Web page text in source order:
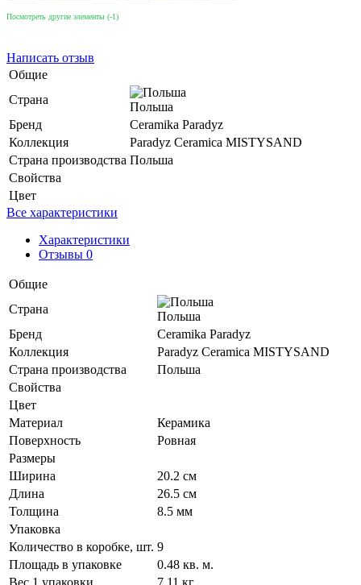
Посмотреть другие элементы (-1)
Написать отзыв
Общие
Страна
Польша
Бренд
Ceramika Paradyz
Коллекция
Paradyz Ceramica MISTYSAND
Страна производства Польша
Свойства
Цвет
Все характеристики
Характеристики
Отзывы 0
Общие
Страна
Польша
Бренд
Ceramika Paradyz
Коллекция
Paradyz Ceramica MISTYSAND
Страна производства
Польша
Свойства
Цвет
Материал
Керамика
Поверхность
Ровная
Размеры
Ширина
20.2 см
Длина
26.5 см
Толщина
8.5 мм
Упаковка
Количество в коробке, шт. 9
Площадь в упаковке
0.48 кв. м.
Вес 1 упаковки
7.11 кг